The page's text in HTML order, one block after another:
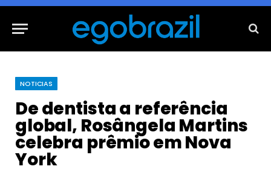
NOTICIAS
De dentista a referência
global, Rosângela Martins
celebra prêmio em Nova
York